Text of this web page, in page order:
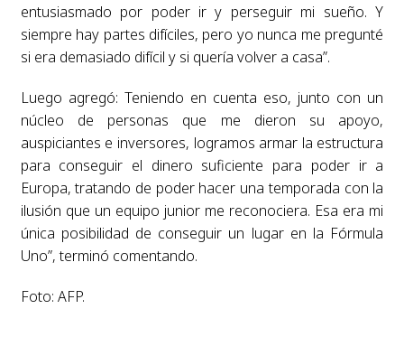
entusiasmado por poder ir y perseguir mi sueño. Y
siempre hay partes difíciles, pero yo nunca me pregunté
si era demasiado difícil y si quería volver a casa”.
Luego agregó: Teniendo en cuenta eso, junto con un
núcleo de personas que me dieron su apoyo,
auspiciantes e inversores, logramos armar la estructura
para conseguir el dinero suficiente para poder ir a
Europa, tratando de poder hacer una temporada con la
ilusión que un equipo junior me reconociera. Esa era mi
única posibilidad de conseguir un lugar en la Fórmula
Uno”, terminó comentando.
Foto: AFP.